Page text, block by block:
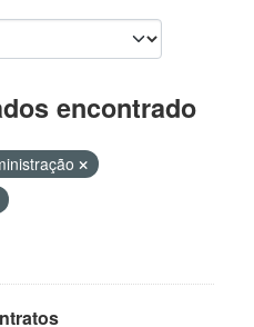
encontrado